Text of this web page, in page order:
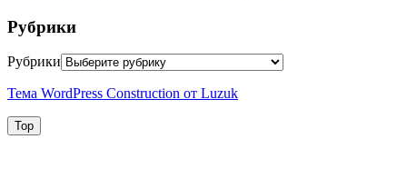
Рубрики
Рубрики
Тема WordPress Construction от Luzuk
Top